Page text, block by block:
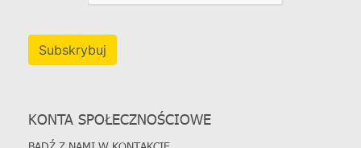
Subskrybuj
KONTA SPOŁECZNOŚCIOWE